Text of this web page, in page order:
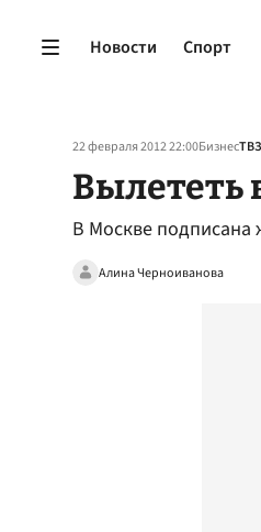
Новости Спорт
22 февраля 2012 22:00БизнесТВЗ
Вылететь
В Москве подписана
Алина Черноиванова